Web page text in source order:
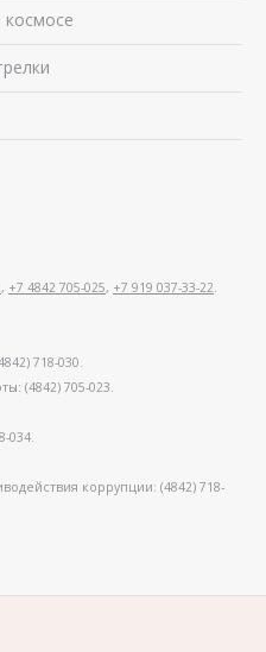
космосе
, +7 4842 705-025, +7 919 037-33-22
718-030.
(4842) 705-023.
034.
коррупции: (4842) 718-